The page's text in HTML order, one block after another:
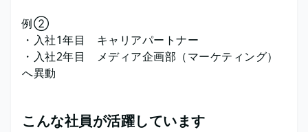
例②
・入社1年目 キャリアパートナー
・入社2年目 メディア企画部（マーケティング）
へ異動
こんな社員が活躍しています